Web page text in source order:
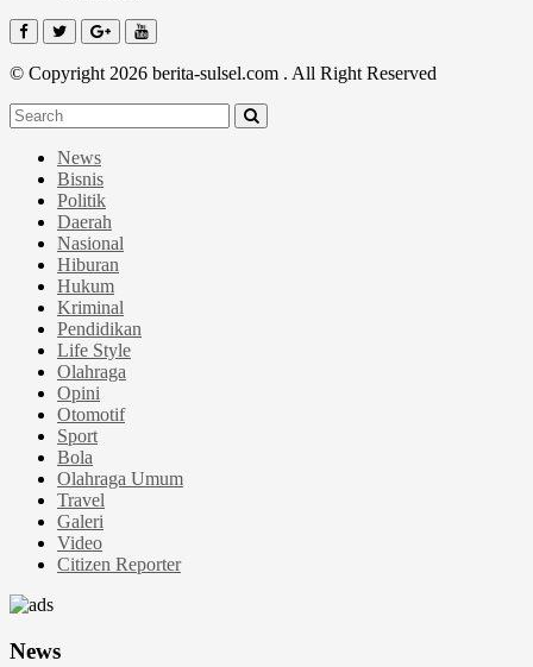
© Copyright 2026 berita-sulsel.com . All Right Reserved
News
Bisnis
Politik
Daerah
Nasional
Hiburan
Hukum
Kriminal
Pendidikan
Life Style
Olahraga
Opini
Otomotif
Sport
Bola
Olahraga Umum
Travel
Galeri
Video
Citizen Reporter
News